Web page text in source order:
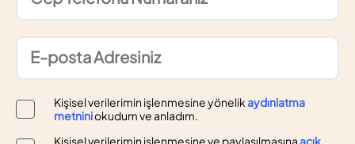
Kişisel verilerimin işlenmesine yönelikaydınlatma
metniniokudum ve anladım.
Kişisel verilerimin işlenmesine ve paylaşılmasınaaçık